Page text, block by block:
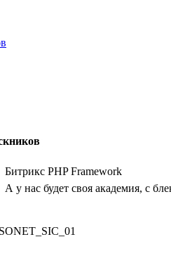
Битрикс PHP Framework
А у нас будет своя академия, с